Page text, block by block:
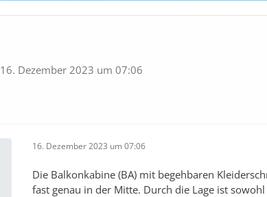
16. Dezember 2023 um 07:06
16. Dezember 2023 um 07:06
Die Balkonkabine (BA) mit begehbaren
fast genau in der Mitte. Durch die Lage ist